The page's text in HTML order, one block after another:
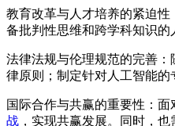
教育改革与人才培养的紧迫
备批判性思维和跨学科知识的
法律法规与伦理规范的完善
律原则；制定针对人工智能的
国际合作与共赢的重要性：
战 ，实现共赢发展。同时，